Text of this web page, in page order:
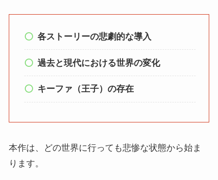
各ストーリーの悲劇的な導入
過去と現代における世界の変化
キーファ（王子）の存在
本作は、どの世界に行っても悲惨な状態から始ま
ります。